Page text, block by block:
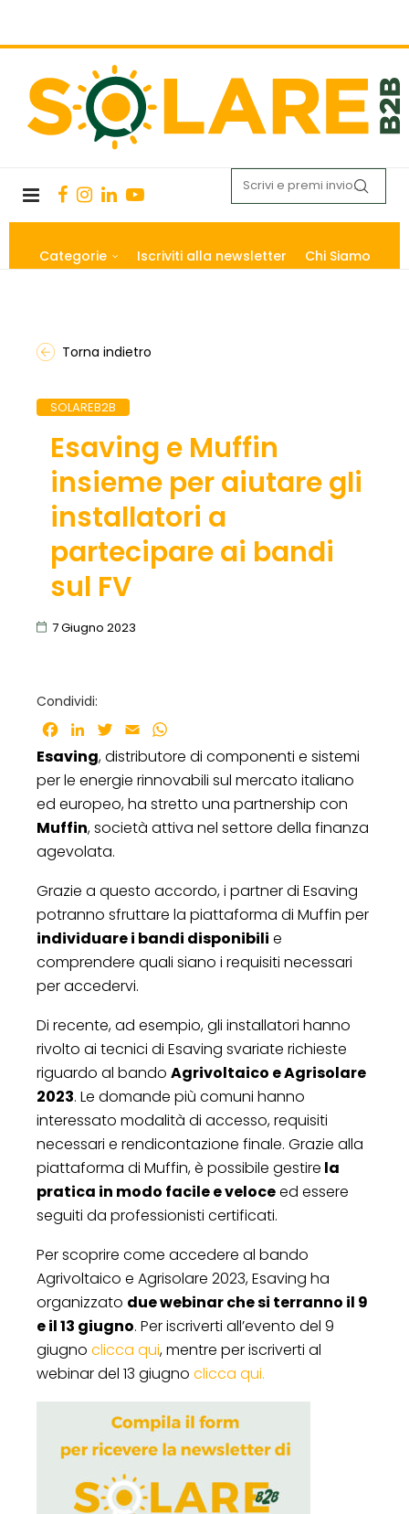
Categorie Iscriviti alla newsletter Chi Siamo
Torna indietro
SOLAREB2B
Esaving e Muffin
insieme per aiutare gli
installatori a
partecipare ai bandi
sul FV
7 Giugno 2023
Condividi:
Facebook
LinkedInTwitter
Email
Esaving, distributore di componenti e sistemi
per le energie rinnovabili sul mercato italiano
ed europeo, ha stretto una partnership con
Muffin, società attiva nel settore della finanza
agevolata.
Grazie a questo accordo, i partner di Esaving
potranno sfruttare la piattaforma di Muffin per
individuare i bandi disponibili e
comprendere quali siano i requisiti necessari
per accedervi.
Di recente, ad esempio, gli installatori hanno
rivolto ai tecnici di Esaving svariate richieste
riguardo al bando Agrivoltaico e Agrisolare
2023. Le domande più comuni hanno
interessato modalità di accesso, requisiti
necessari e rendicontazione finale. Grazie alla
piattaforma di Muffin, è possibile gestire la
pratica in modo facile e veloceed essere
seguiti da professionisti certificati.
Per scoprire come accedere al bando
Agrivoltaico e Agrisolare 2023, Esaving ha
organizzato due webinar che si terranno il 9
e il 13 giugno. Per iscriverti all’evento del 9
giugno clicca qui, mentre per iscriverti al
webinar del 13 giugno clicca qui.